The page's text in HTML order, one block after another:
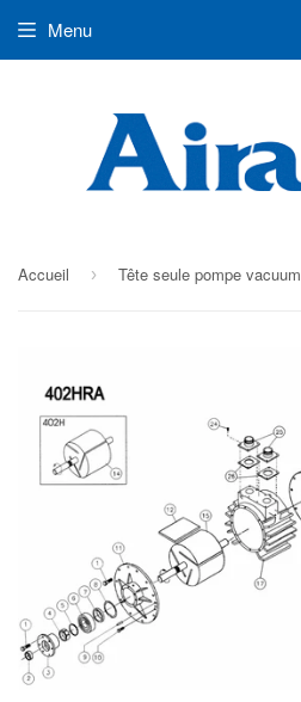
Menu
Accueil ›